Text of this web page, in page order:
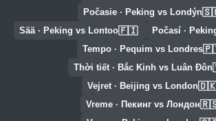
Počasie · Peking vs Londýn
Počasí ·
🇫🇮
Sää · Peking vs Lontoo
Tempo · Pequim vs Londres
Thời tiết · Bắc Kinh vs Luân Đôn
Vejret · Beijing vs London
Vreme · Пекинг vs Лондон